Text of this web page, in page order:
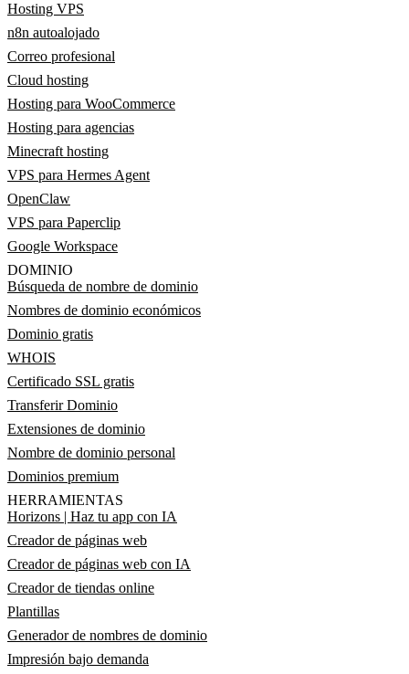
Hosting VPS
n8n autoalojado
Correo profesional
Cloud hosting
Hosting para WooCommerce
Hosting para agencias
Minecraft hosting
VPS para Hermes Agent
OpenClaw
VPS para Paperclip
Google Workspace
DOMINIO
Búsqueda de nombre de dominio
Nombres de dominio económicos
Dominio gratis
WHOIS
Certificado SSL gratis
Transferir Dominio
Extensiones de dominio
Nombre de dominio personal
Dominios premium
HERRAMIENTAS
Horizons | Haz tu app con IA
Creador de páginas web
Creador de páginas web con IA
Creador de tiendas online
Plantillas
Generador de nombres de dominio
Impresión bajo demanda